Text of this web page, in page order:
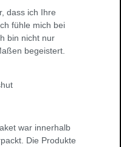
dass ich Ihre
fühle mich bei
bin nicht nur
begeistert.
war innerhalb
Die Produkte